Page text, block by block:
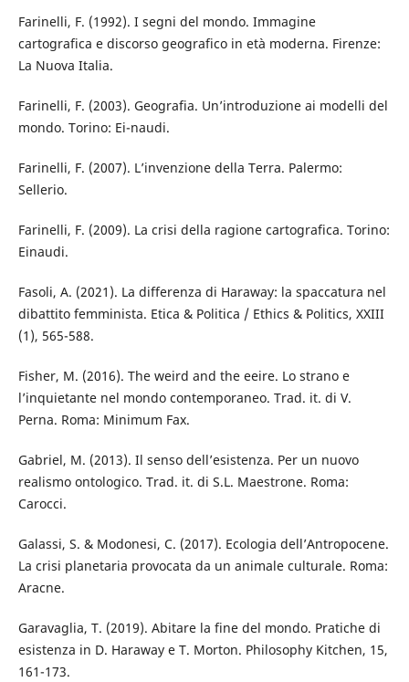
Farinelli, F. (1992). I segni del mondo. Immagine
cartografica e discorso geografico in età moderna. Firenze:
La Nuova Italia.
Farinelli, F. (2003). Geografia. Un’introduzione ai modelli del
mondo. Torino: Ei-naudi.
Farinelli, F. (2007). L’invenzione della Terra. Palermo:
Sellerio.
Farinelli, F. (2009). La crisi della ragione cartografica. Torino:
Einaudi.
Fasoli, A. (2021). La differenza di Haraway: la spaccatura nel
dibattito femminista. Etica & Politica / Ethics & Politics, XXIII
(1), 565-588.
Fisher, M. (2016). The weird and the eeire. Lo strano e
l’inquietante nel mondo contemporaneo. Trad. it. di V.
Perna. Roma: Minimum Fax.
Gabriel, M. (2013). Il senso dell’esistenza. Per un nuovo
realismo ontologico. Trad. it. di S.L. Maestrone. Roma:
Carocci.
Galassi, S. & Modonesi, C. (2017). Ecologia dell’Antropocene.
La crisi planetaria provocata da un animale culturale. Roma:
Aracne.
Garavaglia, T. (2019). Abitare la fine del mondo. Pratiche di
esistenza in D. Haraway e T. Morton. Philosophy Kitchen, 15,
161-173.